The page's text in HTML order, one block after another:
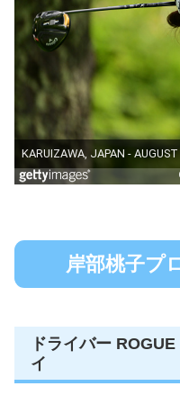
岸部桃子プ
ドライバー
イ